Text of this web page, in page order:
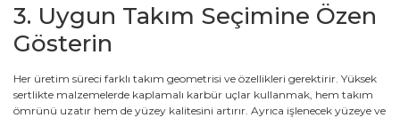
3. Uygun Takım Seçimine Özen
Gösterin
Her üretim süreci farklı takım geometrisi ve özellikleri gerektirir. Yüksek
sertlikte malzemelerde kaplamalı karbür uçlar kullanmak, hem takım
ömrünü uzatır hem de yüzey kalitesini artırır. Ayrıca işlenecek yüzeye ve